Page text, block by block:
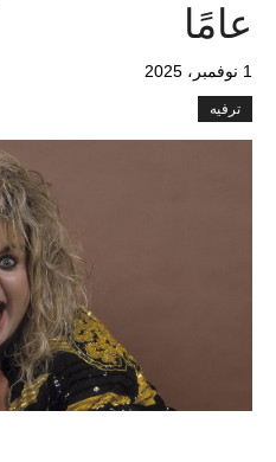
عامًا
1 نوفمبر، 2025
ترفيه